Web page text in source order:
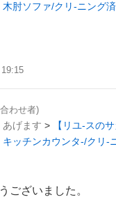
木肘ソファ/クリ-ニング
わせ者)
げます >
【リユ-スの
キッチンカウンタ-/クリ-
ございました。